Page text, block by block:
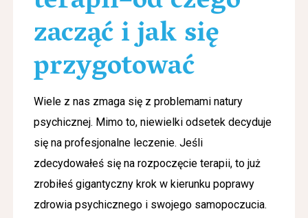
zacząć i jak się
przygotować
Wiele z nas zmaga się z problemami natury
psychicznej. Mimo to, niewielki odsetek decyduje
się na profesjonalne leczenie. Jeśli
zdecydowałeś się na rozpoczęcie terapii, to już
zrobiłeś gigantyczny krok w kierunku poprawy
zdrowia psychicznego i swojego samopoczucia.